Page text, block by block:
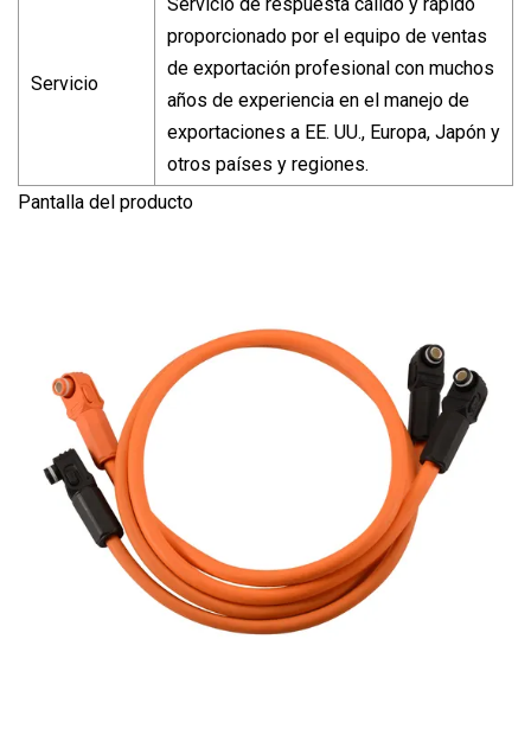
Servicio
proporcionado por el equipo de ventas
de exportación profesional con muchos
años de experiencia en el manejo de
exportaciones a EE. UU., Europa, Japón y
otros países y regiones.
Pantalla del producto